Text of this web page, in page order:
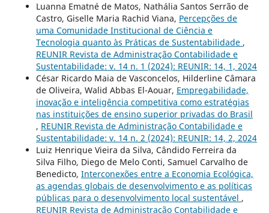
Luanna Ematné de Matos, Nathália Santos Serrão de
Castro, Giselle Maria Rachid Viana, Percepções de
uma Comunidade Institucional de Ciência e
Tecnologia quanto às Práticas de Sustentabilidade ,
REUNIR Revista de Administração Contabilidade e
Sustentabilidade: v. 14 n. 1 (2024): REUNIR: 14, 1, 2024
César Ricardo Maia de Vasconcelos, Hilderline Câmara
de Oliveira, Walid Abbas El-Aouar, Empregabilidade,
inovação e inteligência competitiva como estratégias
nas instituições de ensino superior privadas do Brasil
, REUNIR Revista de Administração Contabilidade e
Sustentabilidade: v. 14 n. 2 (2024): REUNIR: 14, 2, 2024
Luiz Henrique Vieira da Silva, Cândido Ferreira da
Silva Filho, Diego de Melo Conti, Samuel Carvalho de
Benedicto, Interconexões entre a Economia Ecológica,
as agendas globais de desenvolvimento e as políticas
públicas para o desenvolvimento local sustentável ,
REUNIR Revista de Administração Contabilidade e